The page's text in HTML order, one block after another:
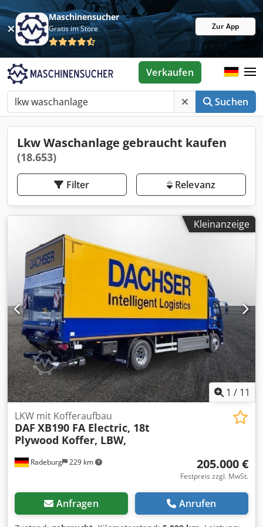
Maschinensucher
Gratis im Store Zur App
Suchen
Verkaufen
Lkw Waschanlage gebraucht kaufen
(18.653)
Filter Relevanz
Kleinanzeige
1 / 11
Radeburg 229 km
LKW mit Kofferaufbau
DAF XB190 FA Electric, 18t
Plywood Koffer, LBW,
205.000 €
Festpreis zzgl. MwSt.
Anfragen Anrufen